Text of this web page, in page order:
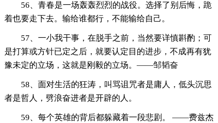
56、青春是一场轰轰烈烈的战役。选择了别后悔，跪
着也要走下去。输给谁都行，不能输给自己。
57、一小我干事，在脱手之前，当然要详慎斟酌；可
是打算或方针已定之后，就要认定目的进步，不成再有犹
豫未定的立场，这就是刚毅的立场。——邹韬奋
58、面对生活的狂涛，叫骂诅咒者是庸人，低头沉思
者是哲人，劈浪奋进者是开辟的人。
59、每个英雄的背后都躲藏着一段悲剧。 ——费兹杰